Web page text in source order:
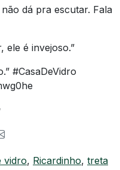
dá pra escutar. Fala
ele é invejoso.”
#CasaDeVidro
vidro, Ricardinho, treta